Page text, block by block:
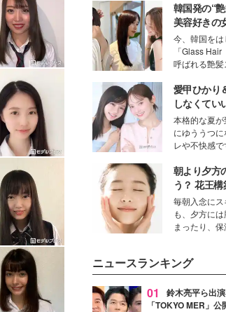
ニオン好き”
デルの宮城舞
談をお届け
ら、今作な
の感動をも
ーについて
た。
韓国発の“
美容好きの
「ヘアケア
今、韓国を
「Glass
呼ばれる艶
ションの完成
して、“髪そ
めて注目す
子。今回は
な髪を日常
女性たちの
ます。
愛甲ひかり
しなくてい
対策”の新し
本格的な夏
にゆううつ
レや不快感
モデル・愛甲
好さんを迎え
ク。猛暑のお
すヒントや、
生理の新常
朝より夕方
う？ 花王
ーターキャ
ン（捕水肌
の常識を変
毎朝入念に
も、夕方に
まったり、
性を秘めた、
Capturing
プチャリング
技術を、花
ニュースランキング
01
鈴木亮平ら出
「TOKYO MER」